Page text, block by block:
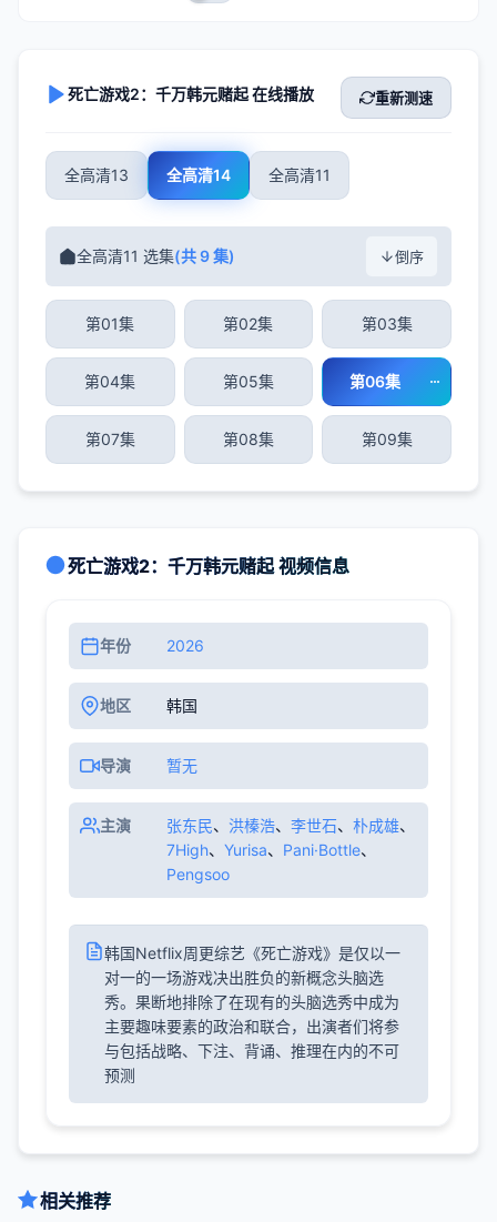
死亡游戏2：千万韩元赌起 在线播放 重新测速
全高清13 全高清14 全高清11
全高清11 选集(共 9 集) 倒序
第01集 第02集 第03集
第04集 第05集 第06集
第07集 第08集 第09集
死亡游戏2：千万韩元赌起 视频信息
年份 2026
地区 韩国
导演 暂无
主演 张东民、 洪榛浩、 李世石、 朴成雄、
7High、 Yurisa、 Pani·Bottle、
Pengsoo
韩国Netflix周更综艺《死亡游戏》是仅以一
对一的一场游戏决出胜负的新概念头脑选
秀。果断地排除了在现有的头脑选秀中成为
主要趣味要素的政治和联合，出演者们将参
与包括战略、下注、背诵、推理在内的不可
预测
相关推荐